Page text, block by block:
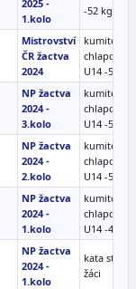
2025 -
1.kolo
-52 kg
Mistrovství
ČR žactva
2024
kumite
chlapci
U14 -50 kg
NP žactva
2024 -
3.kolo
kumite
chlapci
U14 -50 kg
NP žactva
2024 -
2.kolo
kumite
chlapci
U14 -50 kg
NP žactva
2024 -
1.kolo
kumite
chlapci
U14 -45 kg
NP žactva
2024 -
1.kolo
kata st.
žáci